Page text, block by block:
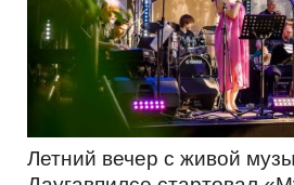
Летний вечер с живой